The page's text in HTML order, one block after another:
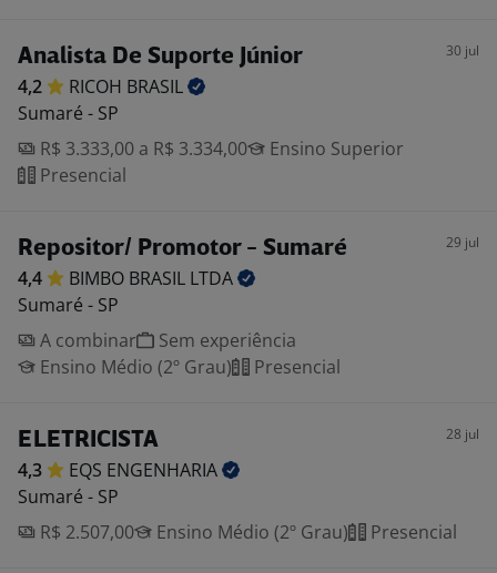
Analista De Suporte Júnior 30 jul
4,2 RICOH BRASIL
Sumaré - SP
R$ 3.333,00 a R$ 3.334,00
Ensino Superior
Presencial
Repositor/ Promotor - Sumaré 29 jul
4,4 BIMBO BRASIL LTDA
Sumaré - SP
A combinar
Sem experiência
Ensino Médio (2º Grau)
Presencial
ELETRICISTA 28 jul
4,3 EQS ENGENHARIA
Sumaré - SP
R$ 2.507,00
Ensino Médio (2º Grau) Presencial